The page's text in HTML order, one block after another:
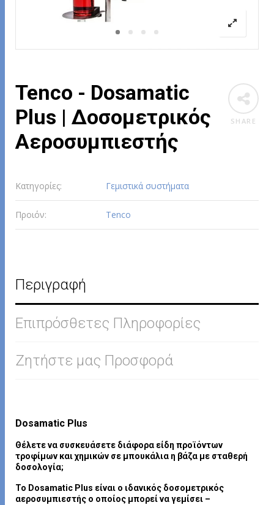
SHARE
Tenco - Dosamatic
Plus | Δοσομετρικός
Αεροσυμπιεστής
Κατηγορίες: Γεμιστικά συστήματα
Προιόν: Tenco
Περιγραφή
Επιπρόσθετες Πληροφορίες
Ζητήστε μας Προσφορά
Dosamatic Plus
Θέλετε να συσκευάσετε διάφορα είδη προϊόντων
τροφίμων και χημικών σε μπουκάλια η βάζα με σταθερή
δοσολογία;
Το Dosamatic Plus είναι ο ιδανικός δοσομετρικός
αεροσυμπιεστής ο οποίος μπορεί να γεμίσει –